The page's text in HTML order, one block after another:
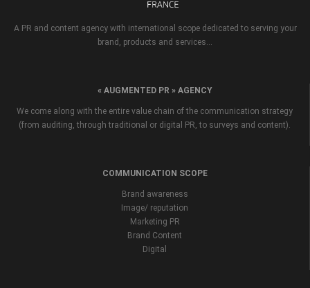
A PR and content agency with international scope dedicated to serving your
brand, products and services...
« AUGMENTED PR » AGENCY
We come along with the entire value chain of the communication strategy
(from auditing, through traditional or digital PR, to surveys and content).
COMMUNICATION SCOPE
Brand awareness
Image/ reputation
Marketing PR
Brand Content
Digital